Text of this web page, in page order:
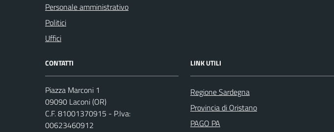
Personale amministrativo
Politici
Uffici
CONTATTI
Piazza Marconi 1
09090 Laconi (OR)
C.F. 81001370915 - P.Iva:
00623460912
LINK UTILI
Regione Sardegna
Provincia di Oristano
PAGO PA